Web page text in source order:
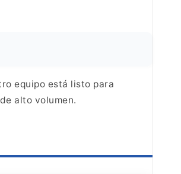
equipo está listo para
alto volumen.